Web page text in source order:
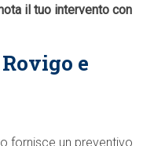
il tuo intervento con
e
fornisce un preventivo